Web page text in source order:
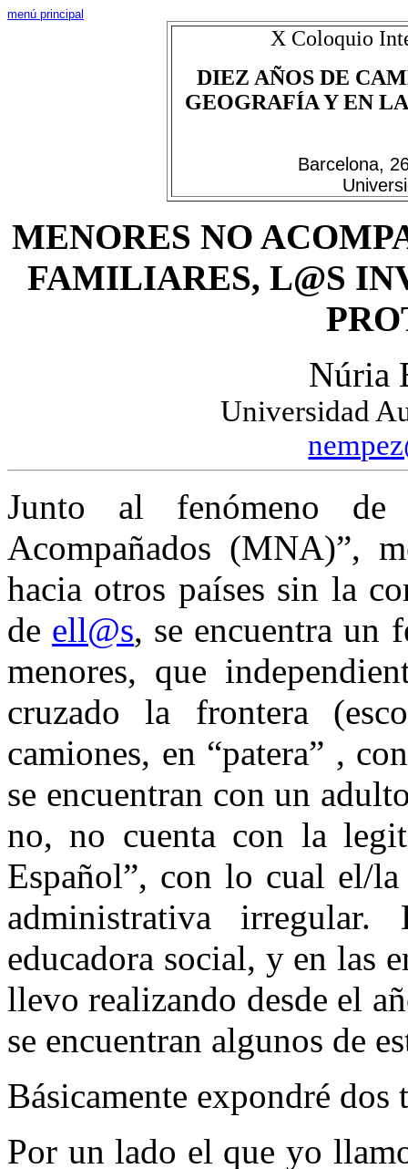
menú principal
X Coloquio
DIEZ AÑOS DE
GEOGRAFÍA YEN
Barcelona,
MENORES NO
FAMILIARES,L@S
Núria
Universidad
Junto al fenómeno
Acompañados (MNA)”,
hacia otros países sin la
de ell@s, se encuentra un
menores, que
cruzado la frontera
camiones, en “patera” ,
se encuentran con un
no, no cuenta con la
Español”, con lo cual el/
administrativa
educadora social, y en las
llevo realizando desde el
se encuentran algunos de
Básicamente expondré dos
Por un lado el que yo